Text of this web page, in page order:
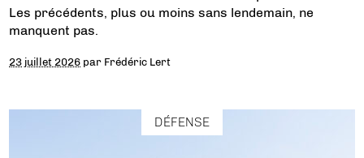
Les précédents, plus ou moins sans lendemain, ne
manquent pas.
23 juillet 2026 par Frédéric Lert
DÉFENSE